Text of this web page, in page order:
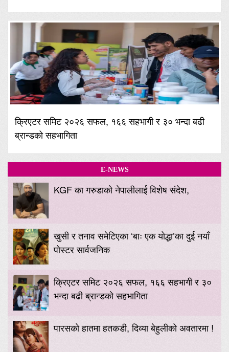
क्रिएटर समिट २०२६ सफल, १६६ सहभागी र ३० भन्दा बढी
ब्रान्डको सहभागिता
E-NEWS
KGF का गरुडाको नेपालीलाई विशेष संदेश,
खुसी र तनाव समेटिएका ‘बाः एक योद्धा’का दुई नयाँ
पोस्टर सार्वजनिक
क्रिएटर समिट २०२६ सफल, १६६ सहभागी र ३०
भन्दा बढी ब्रान्डको सहभागिता
पारसको हातमा हतकडी, दिव्या बेहुलीको अवतारमा !